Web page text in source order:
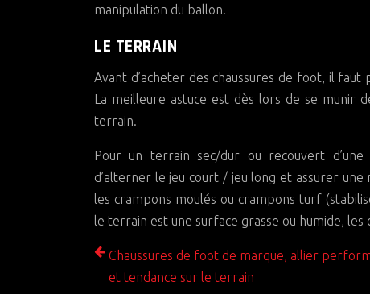
manipulation du ballon.
LE TERRAIN
Avant d’acheter des chaussures de foot, il
La meilleure astuce est dès lors de se munir
terrain.
Pour un terrain sec/dur ou recouvert
d’alterner le jeu court / jeu long et assurer
les crampons moulés ou crampons turf
le terrain est une surface grasse ou humide,
Chaussures de foot de marque, allier
et tendance sur le terrain